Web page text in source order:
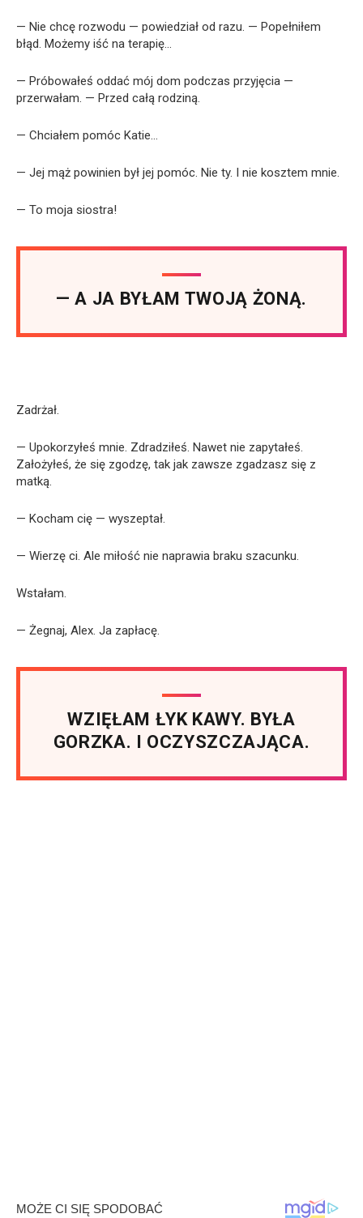
— Nie chcę rozwodu — powiedział od razu. — Popełniłem
błąd. Możemy iść na terapię…
— Próbowałeś oddać mój dom podczas przyjęcia —
przerwałam. — Przed całą rodziną.
— Chciałem pomóc Katie…
— Jej mąż powinien był jej pomóc. Nie ty. I nie kosztem mnie.
— To moja siostra!
— A JA BYŁAM TWOJĄ ŻONĄ.
Zadrżał.
— Upokorzyłeś mnie. Zdradziłeś. Nawet nie zapytałeś.
Założyłeś, że się zgodzę, tak jak zawsze zgadzasz się z
matką.
— Kocham cię — wyszeptał.
— Wierzę ci. Ale miłość nie naprawia braku szacunku.
Wstałam.
— Żegnaj, Alex. Ja zapłacę.
WZIĘŁAM ŁYK KAWY. BYŁA
GORZKA. I OCZYSZCZAJĄCA.